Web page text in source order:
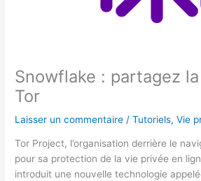
Snowflake : partagez
Tor
Laisser un commentaire /Tutoriels,Vie
Tor Project, l’organisation derrière le
pour sa protection de la vie privée en
introduit une nouvelle technologie